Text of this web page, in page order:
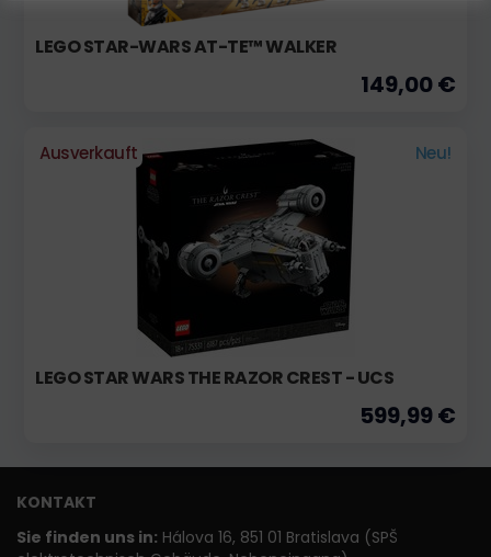
LEGO STAR-WARS AT-TE™ WALKER
149,00 €
Ausverkauft Neu!
LEGO STAR WARS THE RAZOR CREST - UCS
599,99 €
KONTAKT
Sie finden uns in: Hálova 16, 851 01 Bratislava (SPŠ